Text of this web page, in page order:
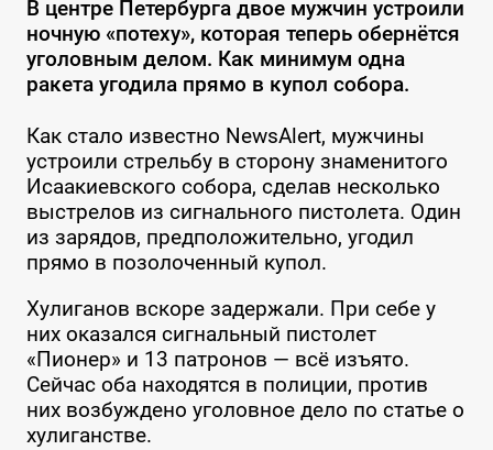
В центре Петербурга двое мужчин устроили
ночную «потеху», которая теперь обернётся
уголовным делом. Как минимум одна
ракета угодила прямо в купол собора.
Как стало известно NewsAlert, мужчины
устроили стрельбу в сторону знаменитого
Исаакиевского собора, сделав несколько
выстрелов из сигнального пистолета. Один
из зарядов, предположительно, угодил
прямо в позолоченный купол.
Хулиганов вскоре задержали. При себе у
них оказался сигнальный пистолет
«Пионер» и 13 патронов — всё изъято.
Сейчас оба находятся в полиции, против
них возбуждено уголовное дело по статье о
хулиганстве.